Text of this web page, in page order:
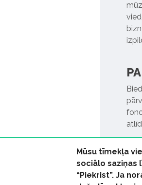
Mūsu tīmekļa
sociālo saziņas
“Piekrist”. Ja